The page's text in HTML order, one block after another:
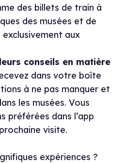
des billets de train à
des musées et de
aux
conseils en matière
dans votre boîte
à ne pas manquer et
les musées. Vous
préférées dans l’app
visite.
expériences ?